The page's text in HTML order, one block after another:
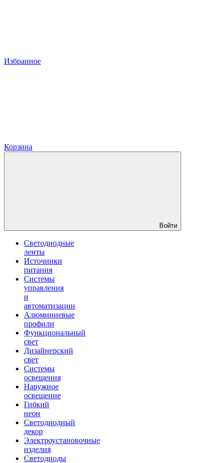
Избранное
Корзина
Войти
Светодиодные
ленты
Источники
питания
Системы
управления
и
автоматизации
Алюминиевые
профили
Функциональный
свет
Дизайнерский
свет
Системы
освещения
Наружное
освещение
Гибкий
неон
Светодиодный
декор
Электроустановочные
изделия
Светодиоды